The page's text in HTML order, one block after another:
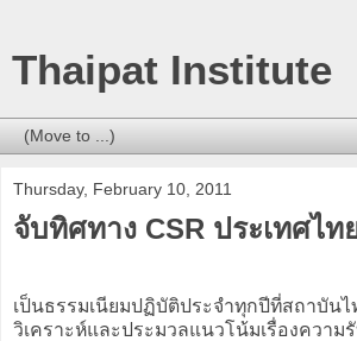
Thaipat Institute
Thursday, February 10, 2011
จับทิศทาง CSR ประเทศไท
เป็นธรรมเนียมปฏิบัติประจำทุกปีที่สถาบัน
วิเคราะห์และประมวลแนวโน้มเรื่องความ